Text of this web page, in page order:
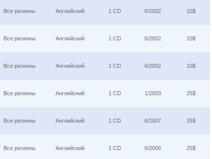
Все регионы Английский 1 CD 6/2002 10$
Все регионы Английский 1 CD 6/2002 10$
Все регионы Английский 1 CD 6/2002 10$
Все регионы Английский 1 CD 1/2003 25$
Все регионы Английский 1 CD 6/2007 25$
Все регионы Английский 1 CD 6/2006 25$